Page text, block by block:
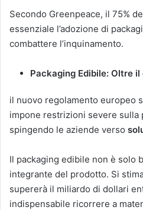
Secondo Greenpeace, il 75%
essenziale l’adozione di
combattere l’inquinamento.
Packaging Edibile: Oltre
il nuovo regolamento europeo
impone restrizioni severe sulla
spingendo le aziende verso
Il packaging edibile non è solo
integrante del prodotto. Si
supererà il miliardo di dollari
indispensabile ricorrere a